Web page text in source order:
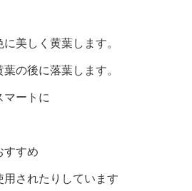
美しく黄葉します。
の後に落葉します。
マートに
すすめ
されたりしています